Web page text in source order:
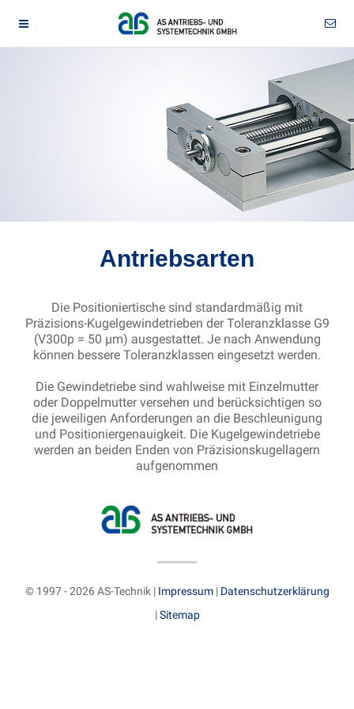
Antriebsarten
Die Positioniertische sind standardmäßig mit
Präzisions-Kugelgewindetrieben der Toleranzklasse G9
(V300p = 50 µm) ausgestattet. Je nach Anwendung
können bessere Toleranzklassen eingesetzt werden.
Die Gewindetriebe sind wahlweise mit Einzelmutter
oder Doppelmutter versehen und berücksichtigen so
die jeweiligen Anforderungen an die Beschleunigung
und Positioniergenauigkeit. Die Kugelgewindetriebe
werden an beiden Enden von Präzisionskugellagern
aufgenommen
© 1997 - 2026 AS-Technik | Impressum| Datenschutzerklärung
|Sitemap